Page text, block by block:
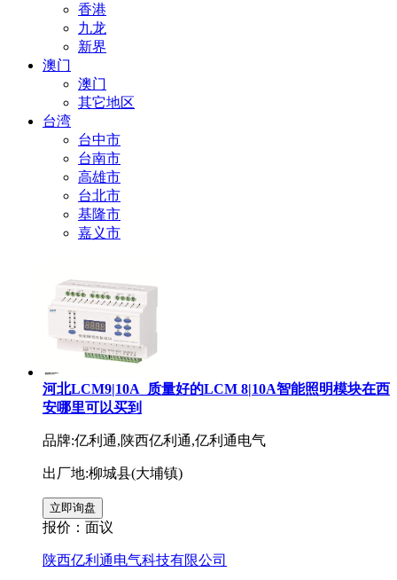
香港
九龙
新界
澳门
澳门
其它地区
台湾
台中市
台南市
高雄市
台北市
基隆市
嘉义市
河北LCM9|10A_质量好的LCM 8|10A智能照明模块在西
安哪里可以买到
品牌:亿利通,陕西亿利通,亿利通电气
出厂地:柳城县(大埔镇)
报价： 面议
陕西亿利通电气科技有限公司